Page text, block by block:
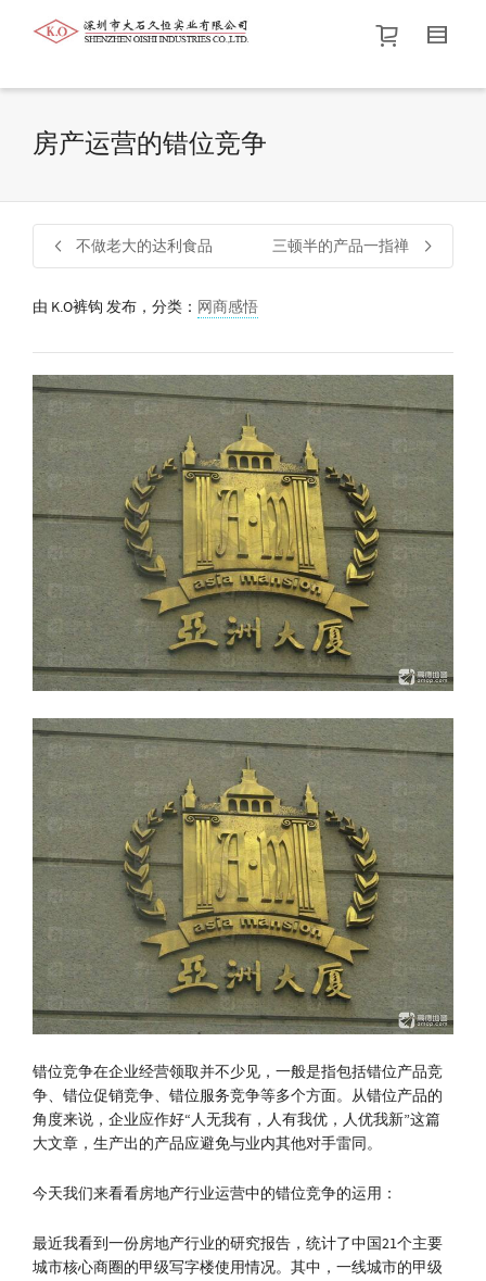
帮我查找新的衬衫尺码
价格介于
房产运营的错位竞争
不做老大的达利食品 三顿半的产品一指禅
由 K.O裤钩 发布，分类： 网商感悟
错位竞争在企业经营领取并不少见，一般是指包括错位产品竞
争、错位促销竞争、错位服务竞争等多个方面。从错位产品的
角度来说，企业应作好“人无我有，人有我优，人优我新”这篇
大文章，生产出的产品应避免与业内其他对手雷同。
今天我们来看看房地产行业运营中的错位竞争的运用：
最近我看到一份房地产行业的研究报告，统计了中国21个主要
城市核心商圈的甲级写字楼使用情况。其中，一线城市的甲级